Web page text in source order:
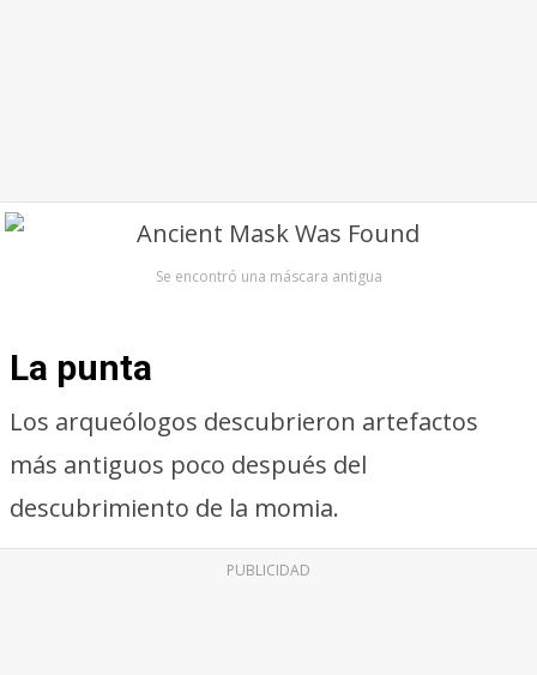
Se encontró una máscara antigua
La punta
Los arqueólogos descubrieron artefactos
más antiguos poco después del
descubrimiento de la momia.
PUBLICIDAD